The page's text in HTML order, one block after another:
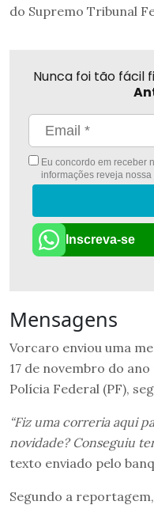
do Supremo Tribunal
Nunca foi tão fácil
Eu concordo em receber
informações reveja nossa
Inscreva-se
Mensagens
Vorcaro enviou uma
17 de novembro do
Polícia Federal (PF),
“Fiz uma correria aqui
novidade? Conseguiu
texto enviado pelo
Segundo a